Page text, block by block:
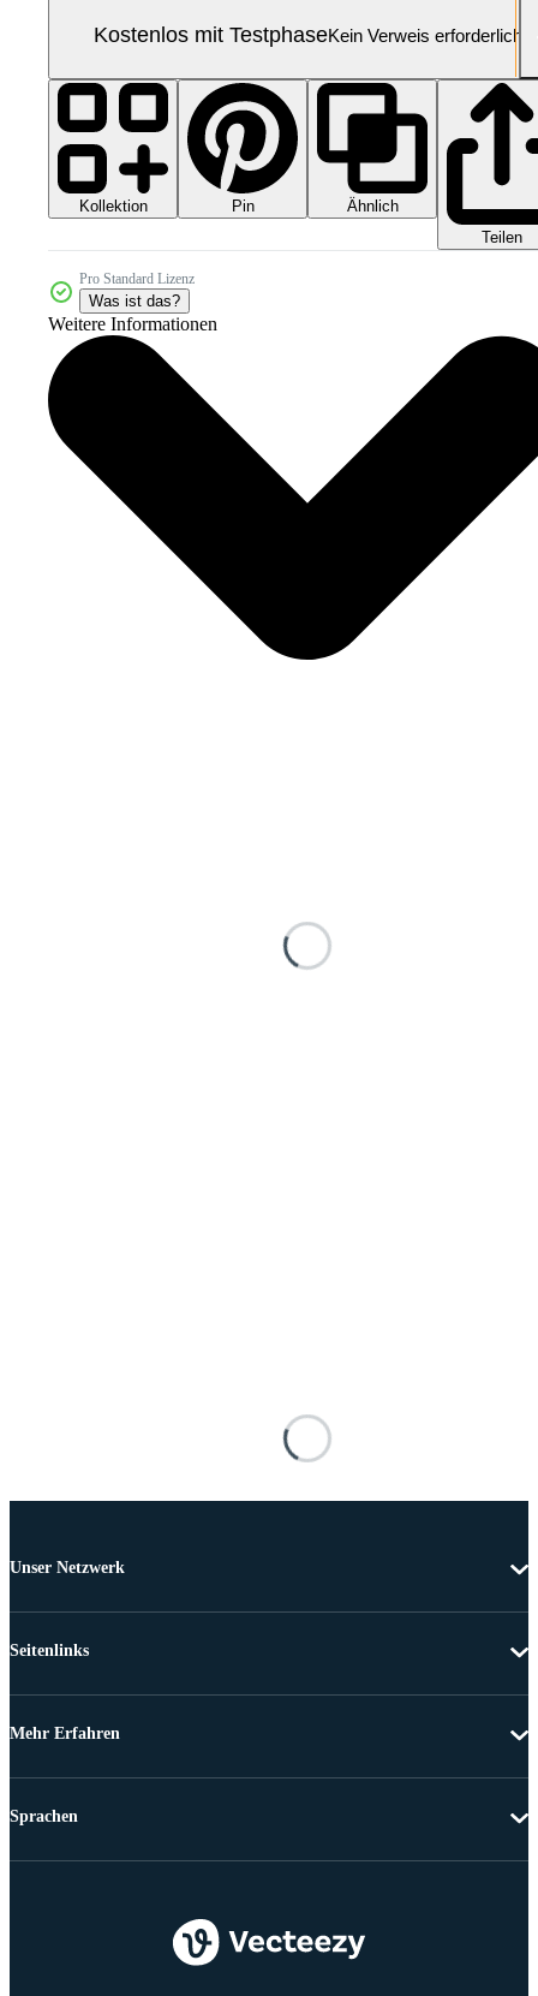
Kostenlos mit TestphaseKein Verweis erforderlich
Kollektion Pin
Ähnlich
Teilen
Pro Standard Lizenz
Was ist das?
Weitere Informationen
Unser Netzwerk
Seitenlinks
Mehr Erfahren
Sprachen